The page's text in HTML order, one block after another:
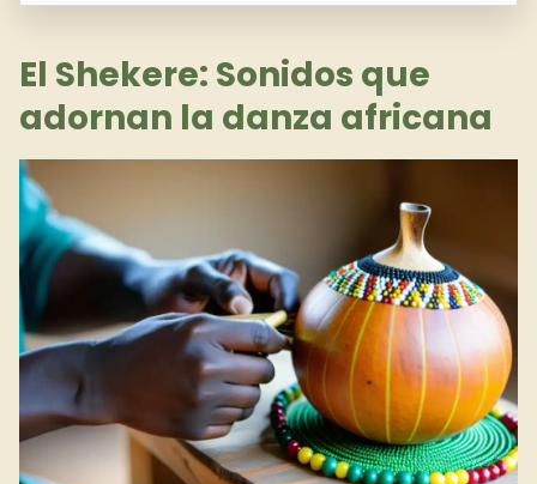
El Shekere: Sonidos que
adornan la danza africana